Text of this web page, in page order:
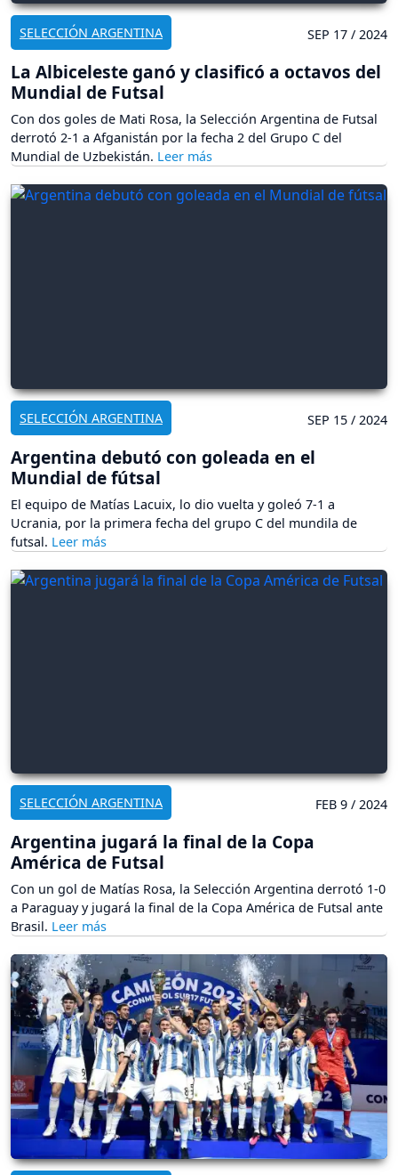
SELECCIÓN ARGENTINA SEP 17 / 2024
La Albiceleste ganó y clasificó a octavos del
Mundial de Futsal
Con dos goles de Mati Rosa, la Selección Argentina de Futsal
derrotó 2-1 a Afganistán por la fecha 2 del Grupo C del
Mundial de Uzbekistán.
SELECCIÓN ARGENTINA SEP 15 / 2024
Argentina debutó con goleada en el
Mundial de fútsal
El equipo de Matías Lacuix, lo dio vuelta y goleó 7-1 a
Ucrania, por la primera fecha del grupo C del mundila de
futsal.
SELECCIÓN ARGENTINA FEB 9 / 2024
Argentina jugará la final de la Copa
América de Futsal
Con un gol de Matías Rosa, la Selección Argentina derrotó 1-0
a Paraguay y jugará la final de la Copa América de Futsal ante
Brasil.